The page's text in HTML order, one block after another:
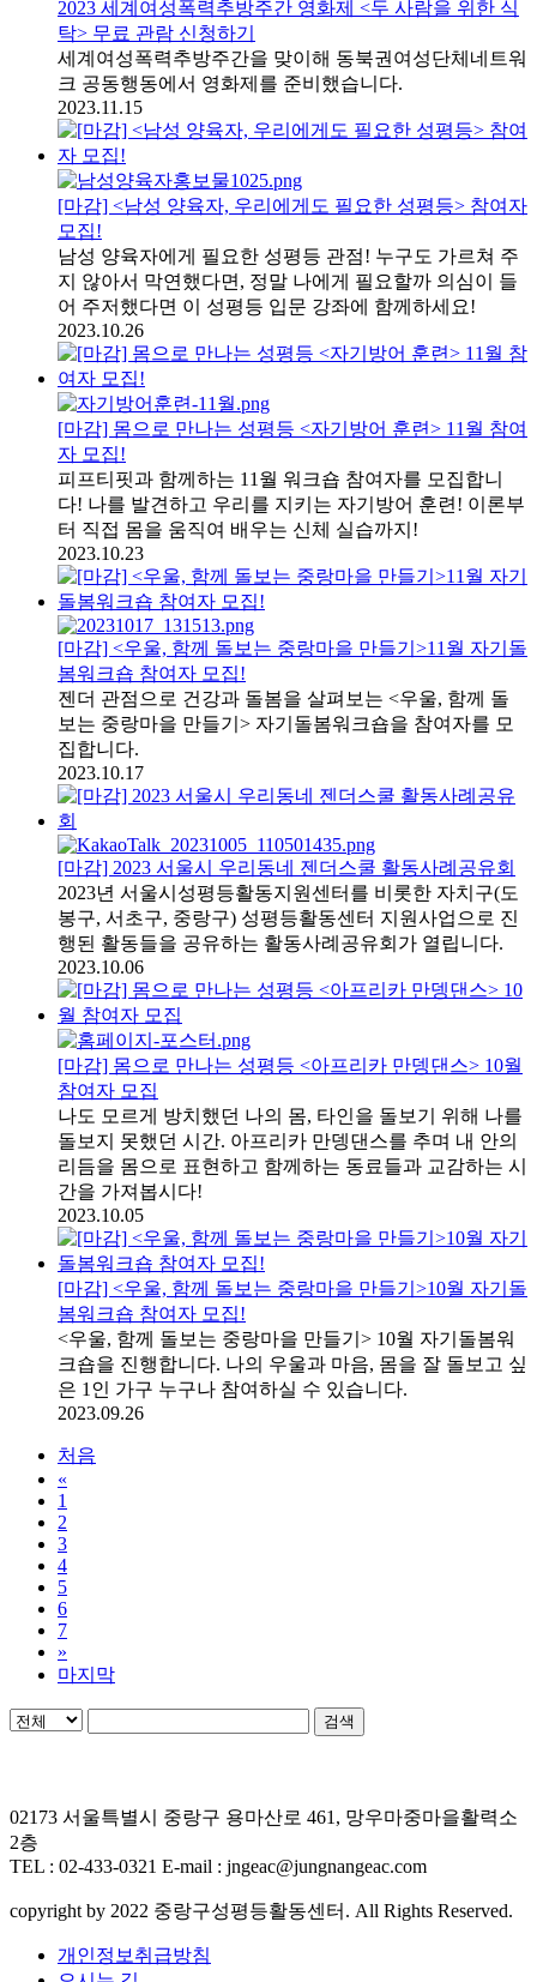
2023 세계여성폭력추방주간 영화제 <두 사람을 위한 식
탁> 무료 관람 신청하기
세계여성폭력추방주간을 맞이해 동북권여성단체네트워
크 공동행동에서 영화제를 준비했습니다.
2023.11.15
[마감] <남성 양육자, 우리에게도 필요한 성평등> 참여자
모집!
남성 양육자에게 필요한 성평등 관점! 누구도 가르쳐 주
지 않아서 막연했다면, 정말 나에게 필요할까 의심이 들
어 주저했다면 이 성평등 입문 강좌에 함께하세요!
2023.10.26
[마감] 몸으로 만나는 성평등 <자기방어 훈련> 11월 참여
자 모집!
피프티핏과 함께하는 11월 워크숍 참여자를 모집합니
다! 나를 발견하고 우리를 지키는 자기방어 훈련! 이론부
터 직접 몸을 움직여 배우는 신체 실습까지!
2023.10.23
[마감] <우울, 함께 돌보는 중랑마을 만들기>11월 자기돌
봄워크숍 참여자 모집!
젠더 관점으로 건강과 돌봄을 살펴보는 <우울, 함께 돌
보는 중랑마을 만들기> 자기돌봄워크숍을 참여자를 모
집합니다.
2023.10.17
[마감] 2023 서울시 우리동네 젠더스쿨 활동사례공유회
2023년 서울시성평등활동지원센터를 비롯한 자치구(도
봉구, 서초구, 중랑구) 성평등활동센터 지원사업으로 진
행된 활동들을 공유하는 활동사례공유회가 열립니다.
2023.10.06
[마감] 몸으로 만나는 성평등 <아프리카 만뎅댄스> 10월
참여자 모집
나도 모르게 방치했던 나의 몸, 타인을 돌보기 위해 나를
돌보지 못했던 시간. 아프리카 만뎅댄스를 추며 내 안의
리듬을 몸으로 표현하고 함께하는 동료들과 교감하는 시
간을 가져봅시다!
2023.10.05
[마감] <우울, 함께 돌보는 중랑마을 만들기>10월 자기돌
봄워크숍 참여자 모집!
<우울, 함께 돌보는 중랑마을 만들기> 10월 자기돌봄워
크숍을 진행합니다. 나의 우울과 마음, 몸을 잘 돌보고 싶
은 1인 가구 누구나 참여하실 수 있습니다.
2023.09.26
처음
«
1
2
3
4
5
6
7
»
마지막
검색
02173 서울특별시 중랑구 용마산로 461, 망우마중마을활력소
2층
TEL : 02-433-0321 E-mail : jngeac@jungnangeac.com
copyright by 2022 중랑구성평등활동센터. All Rights Reserved.
개인정보취급방침